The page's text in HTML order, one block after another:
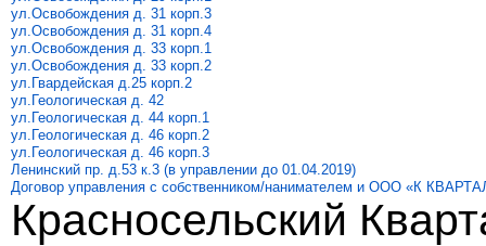
ул.Освобождения д. 31 корп.3
ул.Освобождения д. 31 корп.4
ул.Освобождения д. 33 корп.1
ул.Освобождения д. 33 корп.2
ул.Гвардейская д.25 корп.2
ул.Геологическая д. 42
ул.Геологическая д. 44 корп.1
ул.Геологическая д. 46 корп.2
ул.Геологическая д. 46 корп.3
Ленинский пр. д.53 к.3 (в управлении до 01.04.2019)
Договор управления с собственником/нанимателем и ООО «К
Красносельский